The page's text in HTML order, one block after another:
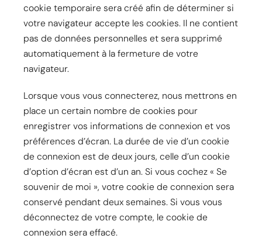
cookie temporaire sera créé afin de déterminer si
votre navigateur accepte les cookies. Il ne contient
pas de données personnelles et sera supprimé
automatiquement à la fermeture de votre
navigateur.
Lorsque vous vous connecterez, nous mettrons en
place un certain nombre de cookies pour
enregistrer vos informations de connexion et vos
préférences d’écran. La durée de vie d’un cookie
de connexion est de deux jours, celle d’un cookie
d’option d’écran est d’un an. Si vous cochez « Se
souvenir de moi », votre cookie de connexion sera
conservé pendant deux semaines. Si vous vous
déconnectez de votre compte, le cookie de
connexion sera effacé.